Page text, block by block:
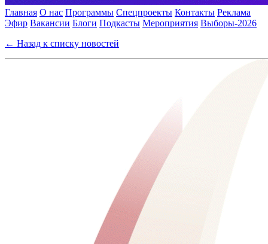
Главная О нас Программы Спецпроекты Контакты Реклама
Эфир Вакансии Блоги Подкасты Мероприятия Выборы-2026
← Назад к списку новостей